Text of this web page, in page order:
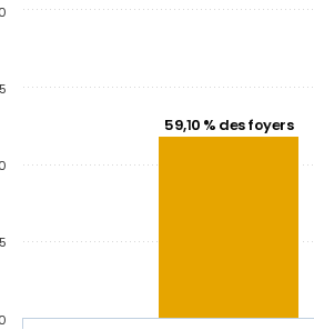
59,10 % des foyers
0